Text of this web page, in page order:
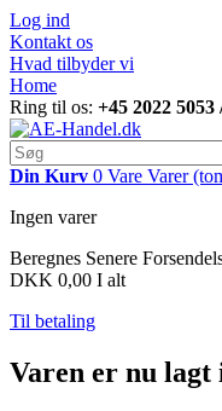
Log ind
Kontakt os
Hvad tilbyder vi
Home
Ring til os: +45 2022 5053
Din Kurv 0 Vare Varer
Ingen varer
Beregnes Senere
DKK 0,00 I alt
Til betaling
Varen er nu